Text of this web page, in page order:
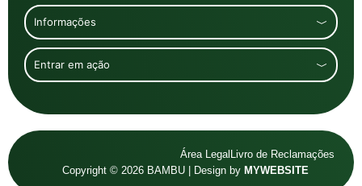
Informações
Entrar em ação
Copyright © 2026 BAMBU | Design by MYWEBSITE
Livro de Reclamações
Área Legal